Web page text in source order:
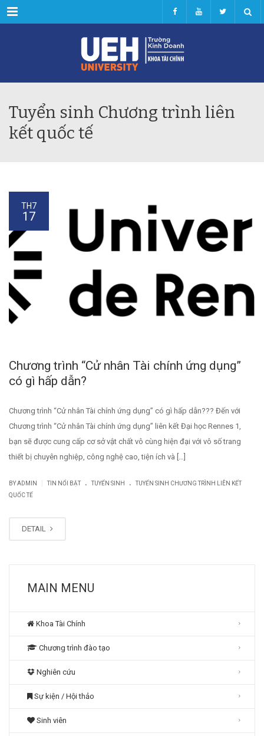
Menu
Tuyển sinh Chương trình liên
kết quốc tế
TH7
17
Chương trình “Cử nhân Tài chính ứng dụng”
có gì hấp dẫn?
Chương trình “Cử nhân Tài chính ứng dụng” có gì hấp dẫn??? Đến với
Chương trình “Cử nhân Tài chính ứng dụng” liên kết Đại học Rennes 1,
bạn sẽ được cung cấp cơ sở vật chất vô cùng hiện đại với vô số trang
thiết bị chuyên nghiệp, công nghệ cao, tiện ích và […]
BYADMIN TIN NỔI BẬT . TUYỂN SINH .
TUYỂN SINH CHƯƠNG TRÌNH LIÊN KẾT
QUỐC TẾ
DETAIL
MAIN MENU
Khoa Tài Chính
Chương trình đào tạo
Nghiên cứu
Sự kiện / Hội thảo
Sinh viên